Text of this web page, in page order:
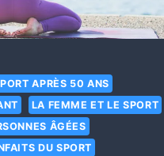
APRÈS 50 ANS
LA FEMME ET LE SPORT
ÂGÉES
DU SPORT